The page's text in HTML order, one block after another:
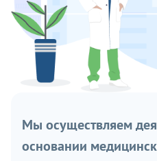
Мы осуществляем
основании